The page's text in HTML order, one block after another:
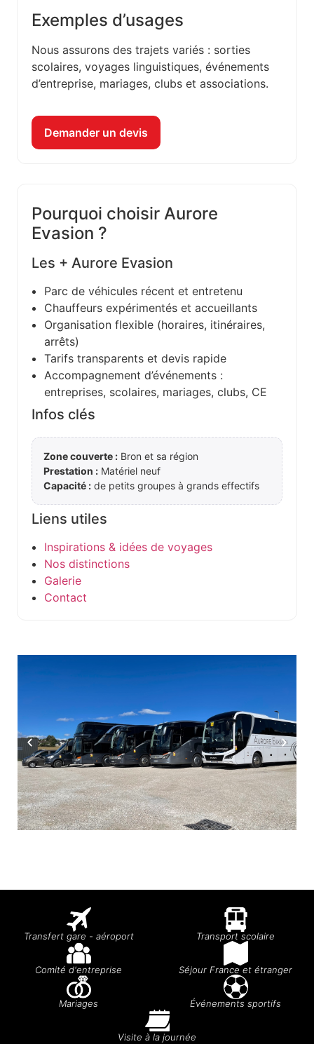
Exemples d’usages
Nous assurons des trajets variés : sorties
scolaires, voyages linguistiques, événements
d’entreprise, mariages, clubs et associations.
Demander un devis
Pourquoi choisir Aurore
Evasion ?
Les + Aurore Evasion
Parc de véhicules récent et entretenu
Chauffeurs expérimentés et accueillants
Organisation flexible (horaires, itinéraires,
arrêts)
Tarifs transparents et devis rapide
Accompagnement d’événements :
entreprises, scolaires, mariages, clubs, CE
Infos clés
Zone couverte : Bron et sa région
Prestation : Matériel neuf
Capacité : de petits groupes à grands effectifs
Liens utiles
Inspirations & idées de voyages
Nos distinctions
Galerie
Contact
Transfert gare - aéroport Transport scolaire
Comité d'entreprise Séjour France et étranger
Mariages Événements sportifs
Visite à la journée